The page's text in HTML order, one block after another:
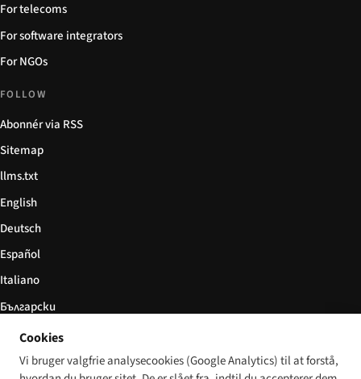
For telecoms
For software integrators
For NGOs
FOLLOW
Abonnér via RSS
Sitemap
llms.txt
English
Deutsch
Español
Italiano
Български
简体中文
Cookies
Vi bruger valgfrie analysecookies (Google Analytics) til at forstå,